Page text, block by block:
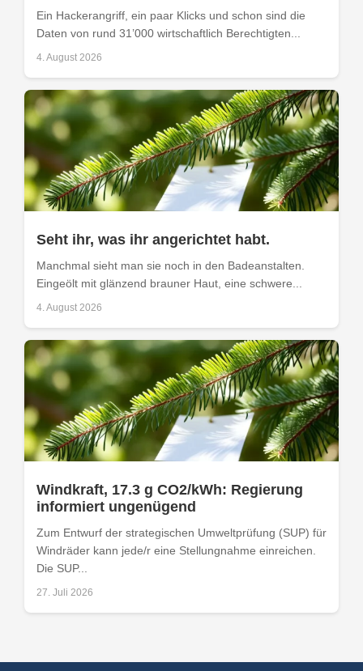
Ein Hackerangriff, ein paar Klicks und schon sind die
Daten von rund 31’000 wirtschaftlich Berechtigten...
4. August 2026
Seht ihr, was ihr angerichtet habt.
Manchmal sieht man sie noch in den Badeanstalten.
Eingeölt mit glänzend brauner Haut, eine schwere...
4. August 2026
Windkraft, 17.3 g CO2/kWh: Regierung
informiert ungenügend
Zum Entwurf der strategischen Umweltprüfung (SUP) für
Windräder kann jede/r eine Stellungnahme einreichen.
Die SUP...
27. Juli 2026